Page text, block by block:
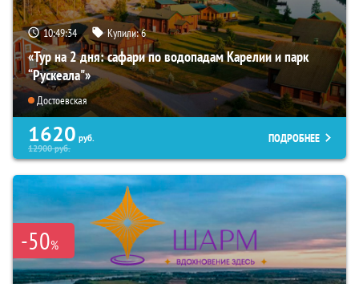
10:49:33 Купили:6
«Тур на 2 дня: сафари по водопадам Карелии и парк
“Рускеала"»
Достоевская
1620 руб.
12900руб.
ПОДРОБНЕЕ
-50%